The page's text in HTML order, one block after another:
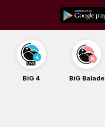
content
BiG 4 BiG Balade